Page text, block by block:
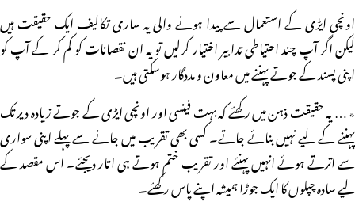
اونچی ایڑی کے استعمال سے پیدا ہونے والی یہ ساری تکالیف ایک حقیقت ہیں
لیکن اگر آپ چند احتیاطی تدابیر اختیار کرلیں تو یہ ان نقصانات کو کم کر کے آپ کو
اپنی پسند کے جوتے پہننے میں معاون و مددگار ہوسکتی ہیں۔
٭ … یہ حقیقت ذہن میں رکھئے کہ بہت فینسی اور اونچی ایڑی کے جوتے زیادہ دیر تک
پہننے کے لیے نہیں بنائے جاتے۔ کسی بھی تقریب میں جانے سے پہلے اپنی سواری
سے اترتے ہوئے انہیں پہنئے اور تقریب ختم ہوتے ہی اتار دیجئے۔ اس مقصد کے
لیے سادہ چپلوں کا ایک جوڑا ہمیشہ اپنے پاس رکھئے۔